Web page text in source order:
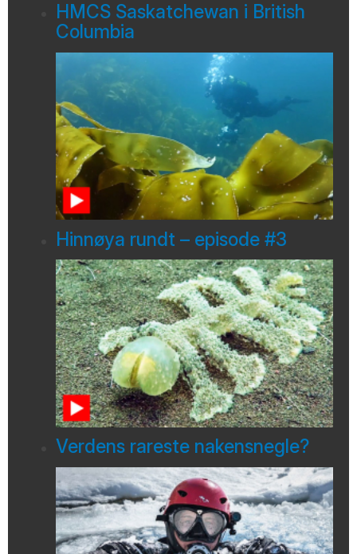
HMCS Saskatchewan i British
Columbia
Hinnøya rundt – episode #3
Verdens rareste nakensnegle?